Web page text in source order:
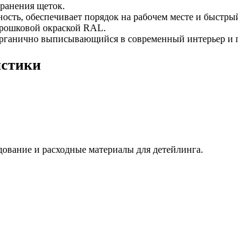
щеток.
обеспечивает порядок на рабочем месте и
окраской RAL.
выписывающийся в современный интерьер
и расходные материалы для детейлинга.